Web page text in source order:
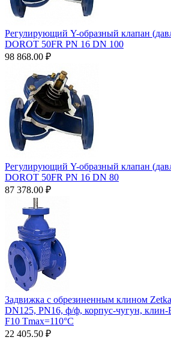
Регулирующий Y-образный клапан
DOROT 50FR PN 16 DN 100
98 868.00 ₽
Регулирующий Y-образный клапан
DOROT 50FR PN 16 DN 80
87 378.00 ₽
Задвижка с обрезиненным клином
DN125, PN16, ф/ф, корпус-чугун,
F10 Tmax=110°С
22 405.50 ₽